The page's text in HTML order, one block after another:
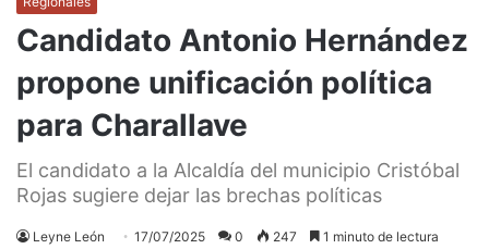
Candidato Antonio Hernández
propone unificación política
para Charallave
El candidato a la Alcaldía del municipio Cristóbal
Rojas sugiere dejar las brechas políticas
Leyne León 17/07/2025 0 247 1 minuto de lectura